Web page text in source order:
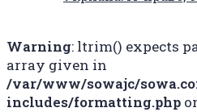
Warning: ltrim() expects
array given in
/var/www/sowajc/
includes/formatting.php